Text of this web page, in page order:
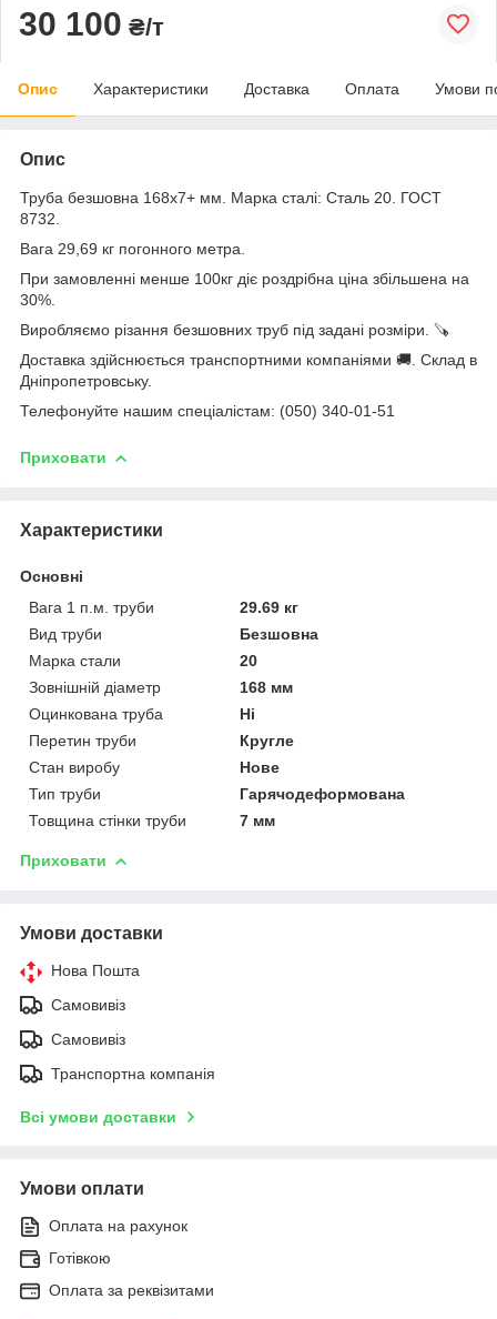
30 100 ₴/т
Опис Характеристики Доставка Оплата Умови
Опис
Труба безшовна 168x7+ мм. Марка сталі: Сталь 20. ГОСТ
8732.
Вага 29,69 кг погонного метра.
При замовленні менше 100кг діє роздрібна ціна збільшена на
30%.
Виробляємо різання безшовних труб під задані розміри. 🪚
Доставка здійснюється транспортними компаніями 🚚. Склад в
Дніпропетровську.
Телефонуйте нашим спеціалістам: (050) 340-01-51
Приховати
Характеристики
Основні
Вага 1 п.м. труби
29.69 кг
Вид труби
Безшовна
Марка стали
20
Зовнішній діаметр
168 мм
Оцинкована труба
Ні
Перетин труби
Кругле
Стан виробу
Нове
Тип труби
Гарячодеформована
Товщина стінки труби
7 мм
Приховати
Умови доставки
Нова Пошта
Самовивіз
Самовивіз
Транспортна компанія
Всі умови доставки
Умови оплати
Оплата на рахунок
Готівкою
Оплата за реквізитами